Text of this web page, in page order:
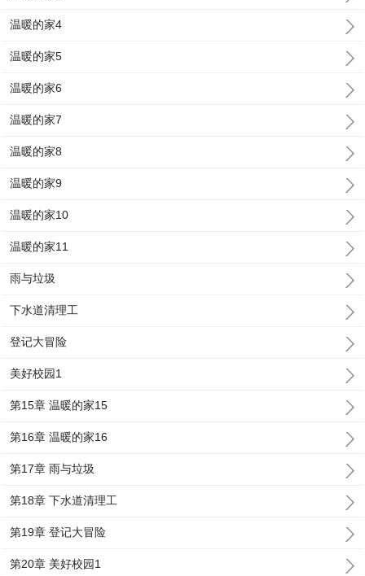
温暖的家4
温暖的家5
温暖的家6
温暖的家7
温暖的家8
温暖的家9
温暖的家10
温暖的家11
雨与垃圾
下水道清理工
登记大冒险
美好校园1
第15章 温暖的家15
第16章 温暖的家16
第17章 雨与垃圾
第18章 下水道清理工
第19章 登记大冒险
第20章 美好校园1